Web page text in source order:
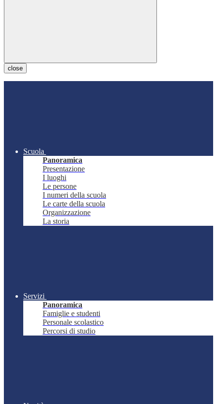
close
Scuola
Panoramica
Presentazione
I luoghi
Le persone
I numeri della scuola
Le carte della scuola
Organizzazione
La storia
Servizi
Panoramica
Famiglie e studenti
Personale scolastico
Percorsi di studio